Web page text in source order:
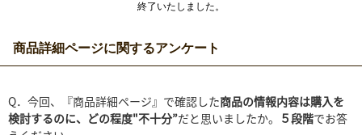
終了いたしました。
商品詳細ページに関するアンケート